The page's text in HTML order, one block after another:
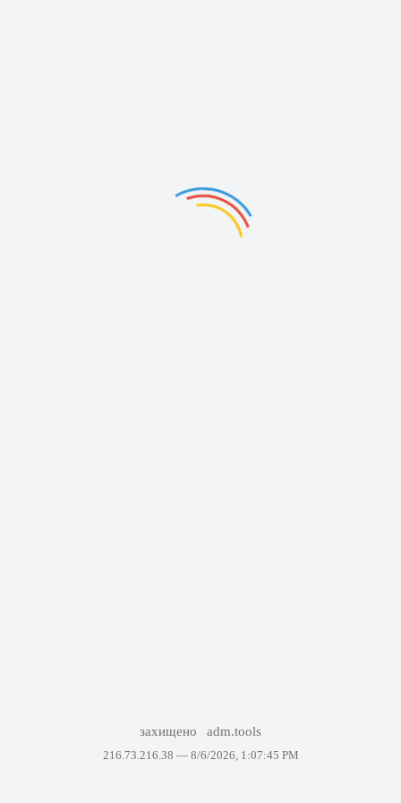
захищено adm.tools
216.73.216.38 — 8/6/2026, 1:07:45 PM